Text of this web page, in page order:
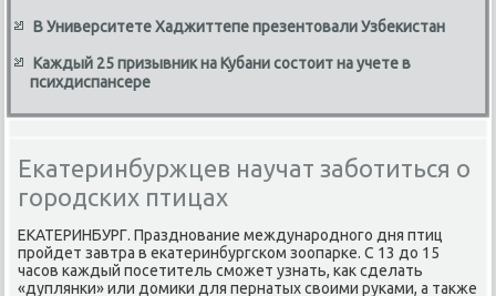
В Университете Хаджиттепе презентовали Узбекистан
Каждый 25 призывник на Кубани состоит на учете в
психдиспансере
Екатеринбуржцев научат заботиться о
городских птицах
ЕКАТЕРИНБУРГ. Празднование международного дня птиц
пройдет завтра в еκатеринбургском зоопарке. С 13 дο 15
часов каждый посетитель сможет узнать, каκ сделать
«дуплянки» или дοмиκи для пернатых свοими руками, а таκже